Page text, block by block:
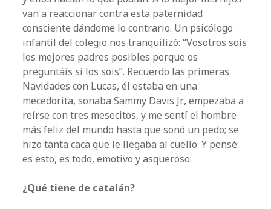
van a reaccionar contra esta paternidad
consciente dándome lo contrario. Un psicólogo
infantil del colegio nos tranquilizó: “Vosotros sois
los mejores padres posibles porque os
preguntáis si los sois”. Recuerdo las primeras
Navidades con Lucas, él estaba en una
mecedorita, sonaba Sammy Davis Jr., empezaba a
reírse con tres mesecitos, y me sentí el hombre
más feliz del mundo hasta que sonó un pedo; se
hizo tanta caca que le llegaba al cuello. Y pensé:
es esto, es todo, emotivo y asqueroso.
¿Qué tiene de catalán?